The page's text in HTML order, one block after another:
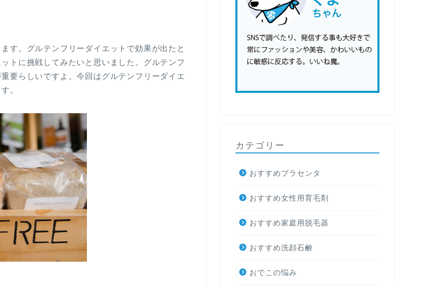
す。グルテンフリーダイエットで効果が出たと
トに挑戦してみたいと思いました。グルテンフ
要らしいですよ。今回はグルテンフリーダイエ
。
カテゴリー
おすすめプラセンタ
おすすめ女性用育毛剤
おすすめ家庭用脱毛器
おすすめ洗顔石鹸
おでこの悩み